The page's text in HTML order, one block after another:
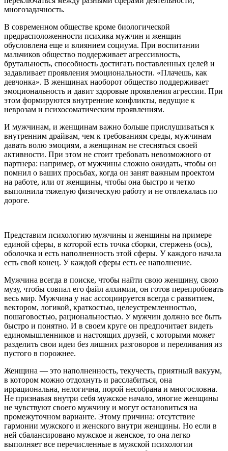
многозадачность.
В современном обществе кроме биологической
предрасположенности психика мужчин и женщин
обусловлена еще и влиянием социума. При воспитании
мальчиков общество поддерживает агрессивность,
брутальность, способность достигать поставленных целей и
задавливает проявления эмоциональности. «Плачешь, как
девчонка». В женщинах наоборот общество поддерживает
эмоциональность и давит здоровые проявления агрессии. При
этом формируются внутренние конфликты, ведущие к
неврозам и психосоматическим проявлениям.
И мужчинам, и женщинам важно больше прислушиваться к
внутренним драйвам, чем к требованиям среды, мужчинам
давать волю эмоциям, а женщинам не стесняться своей
активности. При этом не стоит требовать невозможного от
партнера: например, от мужчины сложно ожидать, чтобы он
помнил о ваших просьбах, когда он занят важным проектом
на работе, или от женщины, чтобы она быстро и четко
выполнила тяжелую физическую работу и не отвлекалась по
дороге.
Представим психологию мужчины и женщины на примере
единой сферы, в которой есть точка сборки, стержень (ось),
оболочка и есть наполненность этой сферы. У каждого начала
есть свой конец. У каждой сферы есть ее наполнение.
Мужчина всегда в поиске, чтобы найти свою женщину, свою
музу, чтобы совпал его файл алхимии, он готов перепробовать
весь мир. Мужчина у нас ассоциируется всегда с развитием,
вектором, логикой, краткостью, целеустремленностью,
пошаговостью, рациональностью. У мужчин должно все быть
быстро и понятно. И в своем круге он предпочитает видеть
единомышленников и настоящих друзей, с которыми может
разделить свои идеи без лишних разговоров и переливания из
пустого в порожнее.
Женщина — это наполненность, текучесть, приятный вакуум,
в котором можно отдохнуть и расслабиться, она
иррациональна, нелогична, порой несобрана и многословна.
Не признавая внутри себя мужское начало, многие женщины
не чувствуют своего мужчину и могут остановиться на
промежуточном варианте. Этому причина: отсутствие
гармонии мужского и женского внутри женщины. Но если в
ней сбалансировано мужское и женское, то она легко
выполняет все перечисленные в мужской психологии